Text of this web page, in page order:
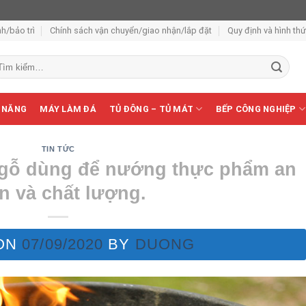
bảo trì Chính sách vận chuyển/giao nhận/lắp đặt Quy định và hình
MÁY LÀM ĐÁ TỦ ĐÔNG – TỦ MÁT BẾP CÔNG NGHIỆP
TIN TỨC
dùng để nướng thực phẩm an
và chất lượng.
07/09/2020 BY DUONG